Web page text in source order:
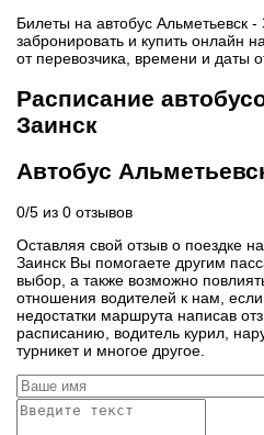
Билеты на автобус Альметьевск
забронировать и купить онлайн
от перевозчика, времени и даты
Расписание
Заинск
Автобус
0/5 из 0 отзывов
Оставляя свой отзыв о поездке
Заинск Вы помогаете другим
выбор, а также возможно
отношения водителей к нам, если
недостатки маршрута написав
расписанию, водитель курил,
турникет и многое другое.